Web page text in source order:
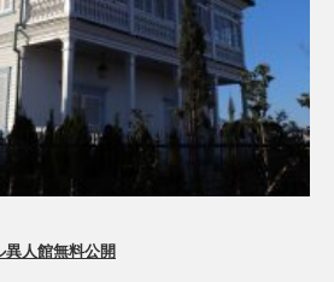
異人館無料公開